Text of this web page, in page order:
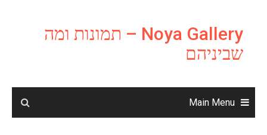
content
Noya Gallery – תמונות ומה
שביניהם
Main Menu